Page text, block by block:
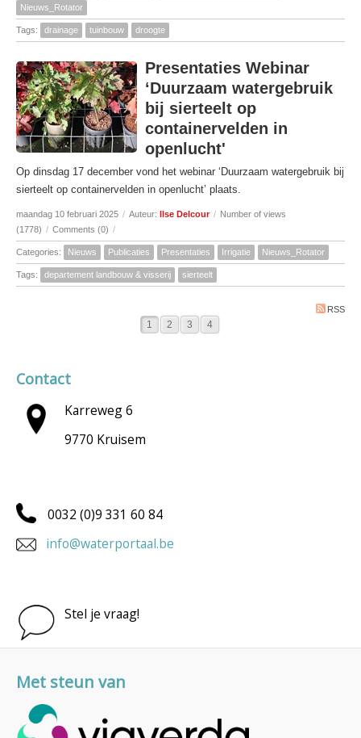
Nieuws_Rotator
Tags: drainage tuinbouw droogte
Presentaties Webinar
‘Duurzaam watergebruik
bij sierteelt op
containervelden in
openlucht'
Op dinsdag 17 december vond het webinar ‘Duurzaam watergebruik bij
sierteelt op containervelden in openlucht’ plaats.
maandag 10 februari 2025 / Auteur: Ilse Delcour / Number of views
(1778) / Comments (0) /
Categories: Nieuws Publicaties Presentaties Irrigatie Nieuws_Rotator
Tags: departement landbouw & visserij sierteelt
RSS
1 2 3 4
Contact
Karreweg 6
9770 Kruisem
0032 (0)9 331 60 84
info@waterportaal.be
Stel je vraag!
Met steun van